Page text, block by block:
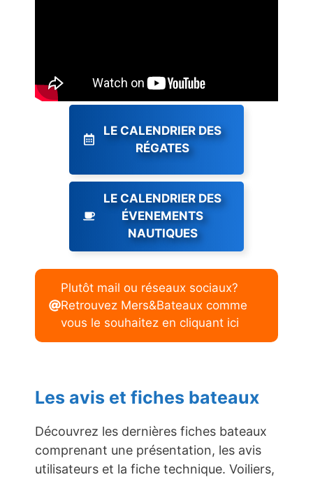
LE CALENDRIER DES
RÉGATES
LE CALENDRIER DES
ÉVENEMENTS
NAUTIQUES
Plutôt mail ou réseaux sociaux?
Retrouvez Mers&Bateaux comme
vous le souhaitez en cliquant ici
Les avis et fiches bateaux
Découvrez les dernières fiches bateaux
comprenant une présentation, les avis
utilisateurs et la fiche technique. Voiliers,